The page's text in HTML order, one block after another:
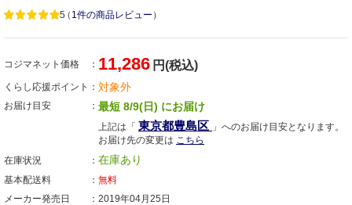
5（ 1件の商品レビュー ）
コジマネット価格 11,286 円(税込)
くらし応援ポイント 対象外
お届け目安 最短 8/9(日) にお届け
上記は「 東京都豊島区 」へのお届け目安となります。
お届け先の変更は こちら
在庫状況
在庫あり
基本配送料
無料
メーカー発売日
2019年04月25日